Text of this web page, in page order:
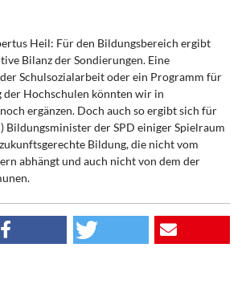
Heil: Für den Bildungsbereich ergibt
Bilanz der Sondierungen. Eine
Schulsozialarbeit oder ein Programm für
Hochschulen könnten wir in
ergänzen. Doch auch so ergibt sich für
Bildungsminister der SPD einiger Spielraum
Bildung, die nicht vom
abhängt und auch nicht von dem der